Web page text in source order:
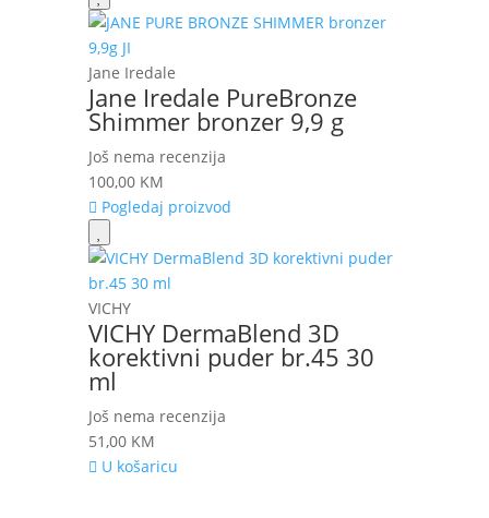
Jane Iredale
Jane Iredale PureBronze
Shimmer bronzer 9,9 g
Još nema recenzija
100,00 KM
Pogledaj proizvod
VICHY
VICHY DermaBlend 3D
korektivni puder br.45 30
ml
Još nema recenzija
51,00 KM
U košaricu